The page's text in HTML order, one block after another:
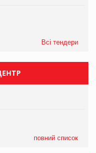
Всі тендери
повний список